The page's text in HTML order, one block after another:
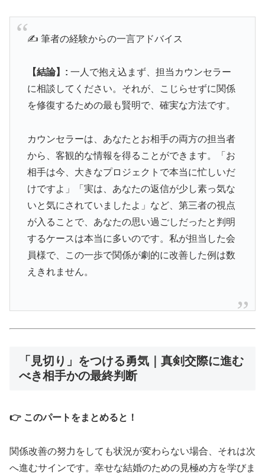
✍️ 筆者の経験からの一言アドバイス
【結論】: 一人で抱え込まず、担当カウンセラー
に相談してください。それが、こじらせずに関係
を修復するための最も賢明で、確実な方法です。
カウンセラーは、あなたとお相手の両方の担当者
から、客観的な情報を得ることができます。「お
相手は今、大きなプロジェクトで本当に忙しいだ
けですよ」「実は、あなたの返信が少し素っ気な
いと気にされていましたよ」など、第三者の視点
が入ることで、あなたの思い過ごしだったと判明
するケースは本当に多いのです。私が担当した会
員様で、この一歩で関係が劇的に改善した例は数
えきれません。
「見切り」をつける勇気｜真剣交際に進む
べき相手かの最終判断
👉 このパートをまとめると！
関係改善の努力をしても状況が変わらない場合、それは次
へ進むサインです。幸せな結婚のための見極め方を学びま